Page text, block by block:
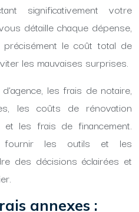
significativement votre
détaille chaque dépense,
précisément le coût total de
les mauvaises surprises.
les frais de notaire,
les coûts de rénovation
et les frais de financement.
les outils et les
des décisions éclairées et
annexes :